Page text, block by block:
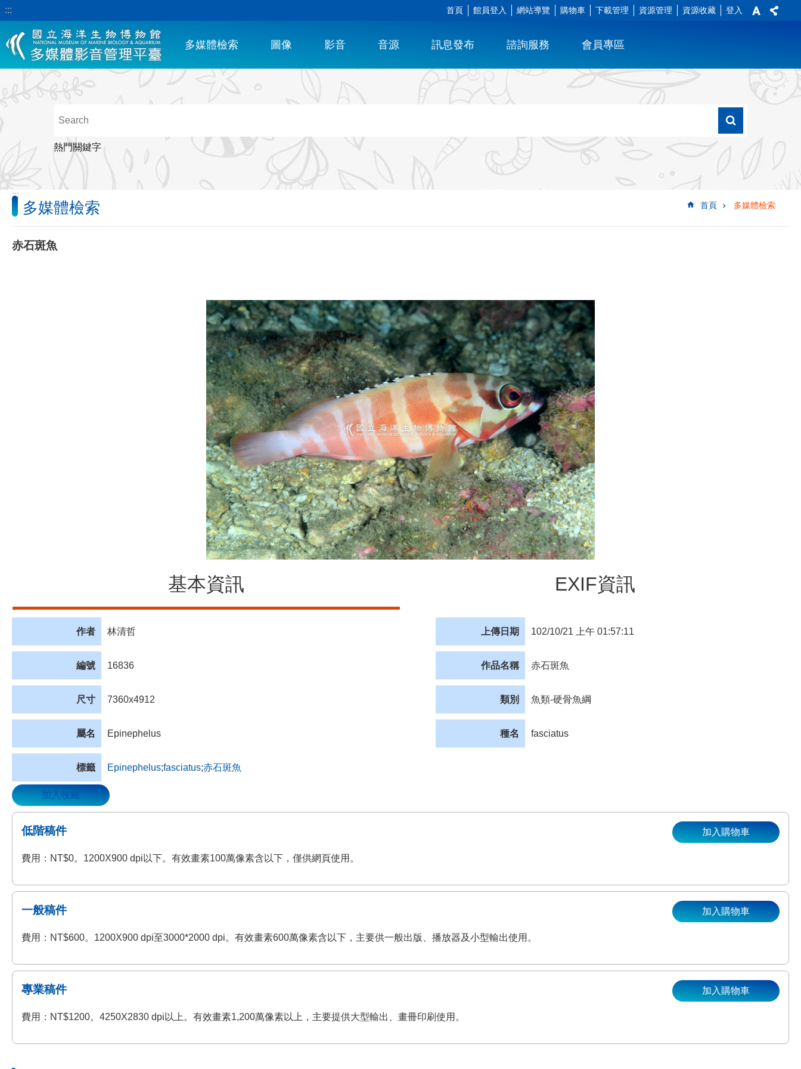
跳到主要內容區塊
::: 首頁 館員登入 網站導覽 購物車 下載管理 資源管理 資源收藏 登入
多媒體檢索 圖像 影音 音源 訊息發布 諮詢服務 會員專區
熱門關鍵字
:::
首頁 多媒體檢索
多媒體檢索
赤石斑魚
基本資訊 EXIF資訊
作者 林清哲 上傳日期 102/10/21 上午 01:57:11
編號 16836 作品名稱 赤石斑魚
尺寸 7360x4912 類別 魚類-硬骨魚綱
屬名 Epinephelus 種名 fasciatus
標籤 Epinephelus;fasciatus;赤石斑魚
加入收藏
低階稿件
費用：NT$0。1200X900 dpi以下。有效畫素100萬像素含以下，僅供網頁使用。
加入購物車
一般稿件
費用：NT$600。1200X900 dpi至3000*2000 dpi。有效畫素600萬像素含以下，主要供一般出版、播放器及小型輸出使用。
加入購物車
專業稿件
費用：NT$1200。4250X2830 dpi以上。有效畫素1,200萬像素以上，主要提供大型輸出、畫冊印刷使用。
加入購物車